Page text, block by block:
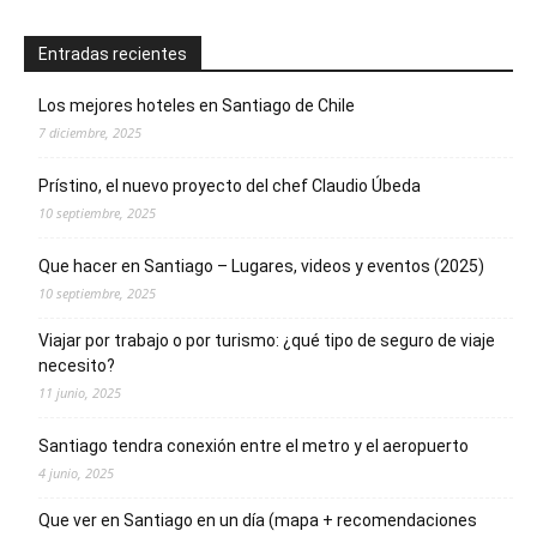
Entradas recientes
Los mejores hoteles en Santiago de Chile
7 diciembre, 2025
Prístino, el nuevo proyecto del chef Claudio Úbeda
10 septiembre, 2025
Que hacer en Santiago – Lugares, videos y eventos (2025)
10 septiembre, 2025
Viajar por trabajo o por turismo: ¿qué tipo de seguro de viaje
necesito?
11 junio, 2025
Santiago tendra conexión entre el metro y el aeropuerto
4 junio, 2025
Que ver en Santiago en un día (mapa + recomendaciones